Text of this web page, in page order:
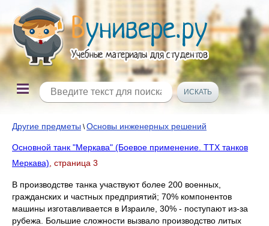
Другие предметы \Основы инженерных решений
Основной танк "Меркава" (Боевое применение. ТТХ танков
Меркава) , страница 3
В производстве танка участвуют более 200 военных,
гражданских и частных предприятий; 70% компонентов
машины изготавливается в Израиле, 30% - поступают из-за
рубежа. Большие сложности вызвало производство литых